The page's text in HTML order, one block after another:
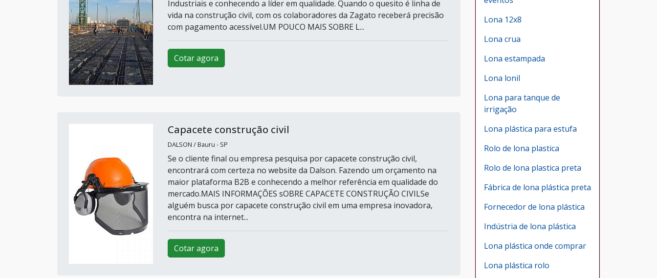
Industriais e conhecendo a líder em qualidade. Quando o quesito é linha de
vida na construção civil, com os colaboradores da Zagato receberá precisão
com pagamento acessível.UM POUCO MAIS SOBRE L...
Cotar agora
Capacete construção civil
DALSON / Bauru - SP
Se o cliente final ou empresa pesquisa por capacete construção civil,
encontrará com certeza no website da Dalson. Fazendo um orçamento na
maior plataforma B2B e conhecendo a melhor referência em qualidade do
mercado.MAIS INFORMAÇÕES sOBRE CAPACETE CONSTRUÇÃO CIVILSe
alguém busca por capacete construção civil em uma empresa inovadora,
encontra na internet...
Cotar agora
Lona 12x8
Lona crua
Lona estampada
Lona lonil
Lona para tanque de
irrigação
Lona plástica para estufa
Rolo de lona plastica
Rolo de lona plastica preta
Fábrica de lona plástica preta
Fornecedor de lona plástica
Indústria de lona plástica
Lona plástica onde comprar
Lona plástica rolo